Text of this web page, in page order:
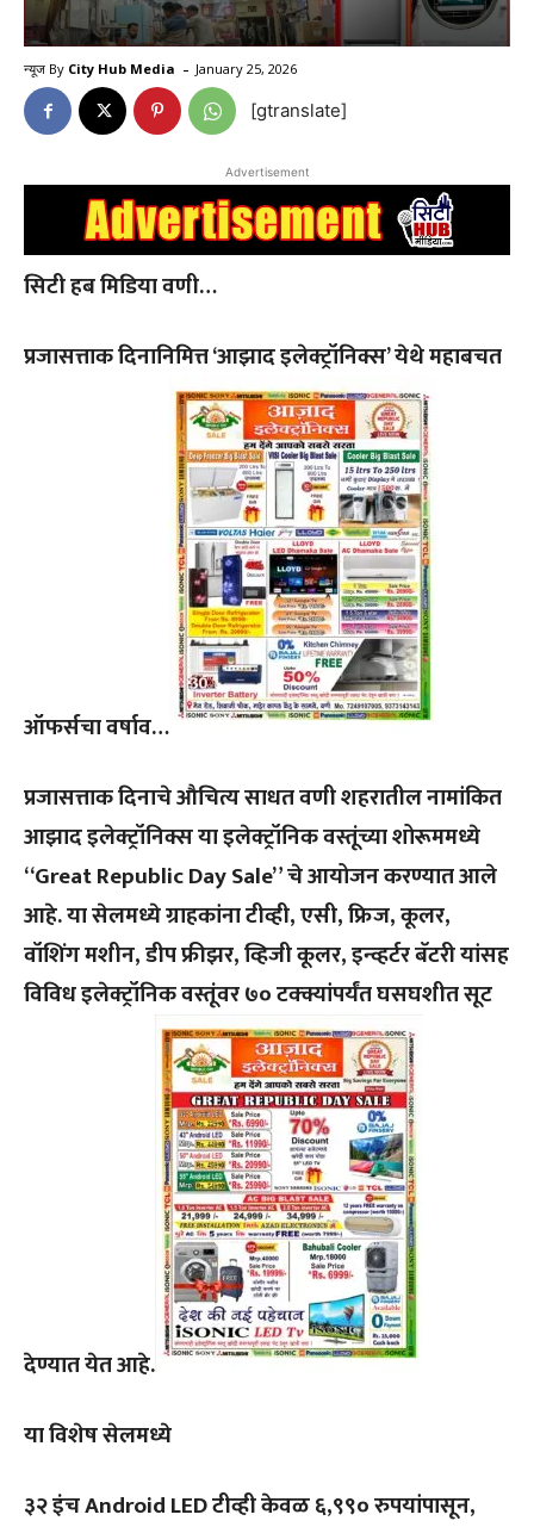
न्यूज By City Hub Media - January 25, 2026
[gtranslate]
Advertisement
सिटी हब मिडिया वणी…
प्रजासत्ताक दिनानिमित्त ‘आझाद इलेक्ट्रॉनिक्स’ येथे महाबचत
ऑफर्सचा वर्षाव…
प्रजासत्ताक दिनाचे औचित्य साधत वणी शहरातील नामांकित
आझाद इलेक्ट्रॉनिक्स या इलेक्ट्रॉनिक वस्तूंच्या शोरूममध्ये
“Great Republic Day Sale” चे आयोजन करण्यात आले
आहे. या सेलमध्ये ग्राहकांना टीव्ही, एसी, फ्रिज, कूलर,
वॉशिंग मशीन, डीप फ्रीझर, व्हिजी कूलर, इन्व्हर्टर बॅटरी यांसह
विविध इलेक्ट्रॉनिक वस्तूंवर ७० टक्क्यांपर्यंत घसघशीत सूट
देण्यात येत आहे.
या विशेष सेलमध्ये
३२ इंच Android LED टीव्ही केवळ ६,९९० रुपयांपासून,